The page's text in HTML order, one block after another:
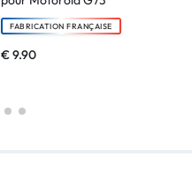
FABRICATION FRANÇAISE
€9.90